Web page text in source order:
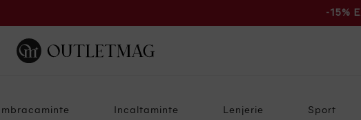
-15%
Incaltaminte Lenjerie Sport